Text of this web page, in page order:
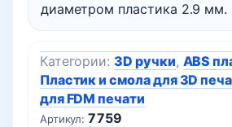
диаметром пластика 2.9 мм.
Артикул:7759
Категории: 3D ручки, ABS
Пластик и смола для 3D
для FDM печати